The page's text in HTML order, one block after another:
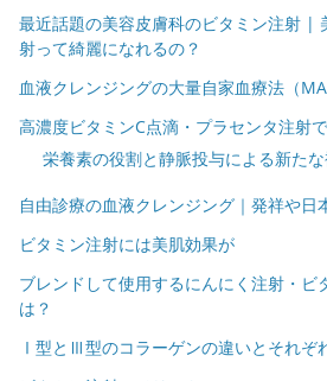
最近話題の美容皮膚科のビタミン注射 |
射って綺麗になれるの？
血液クレンジングの大量自家血療法（
高濃度ビタミンC点滴・プラセンタ注射
栄養素の役割と静脈投与による新た
自由診療の血液クレンジング｜発祥や日
ビタミン注射には美肌効果が
ブレンドして使用するにんにく注射・ビ
は？
Ⅰ型とⅢ型のコラーゲンの違いとそれぞ